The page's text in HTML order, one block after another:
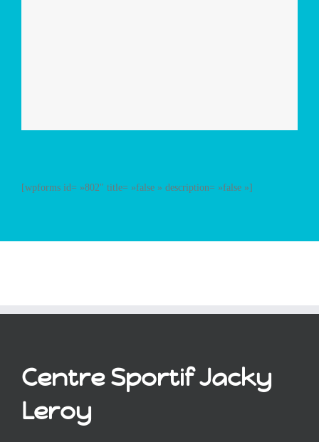
[wpforms id= »802″ title= »false » description= »false »]
Centre Sportif Jacky
Leroy